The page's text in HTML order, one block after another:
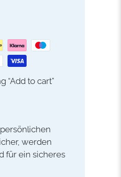
“Add to cart”
werden
für ein sicheres